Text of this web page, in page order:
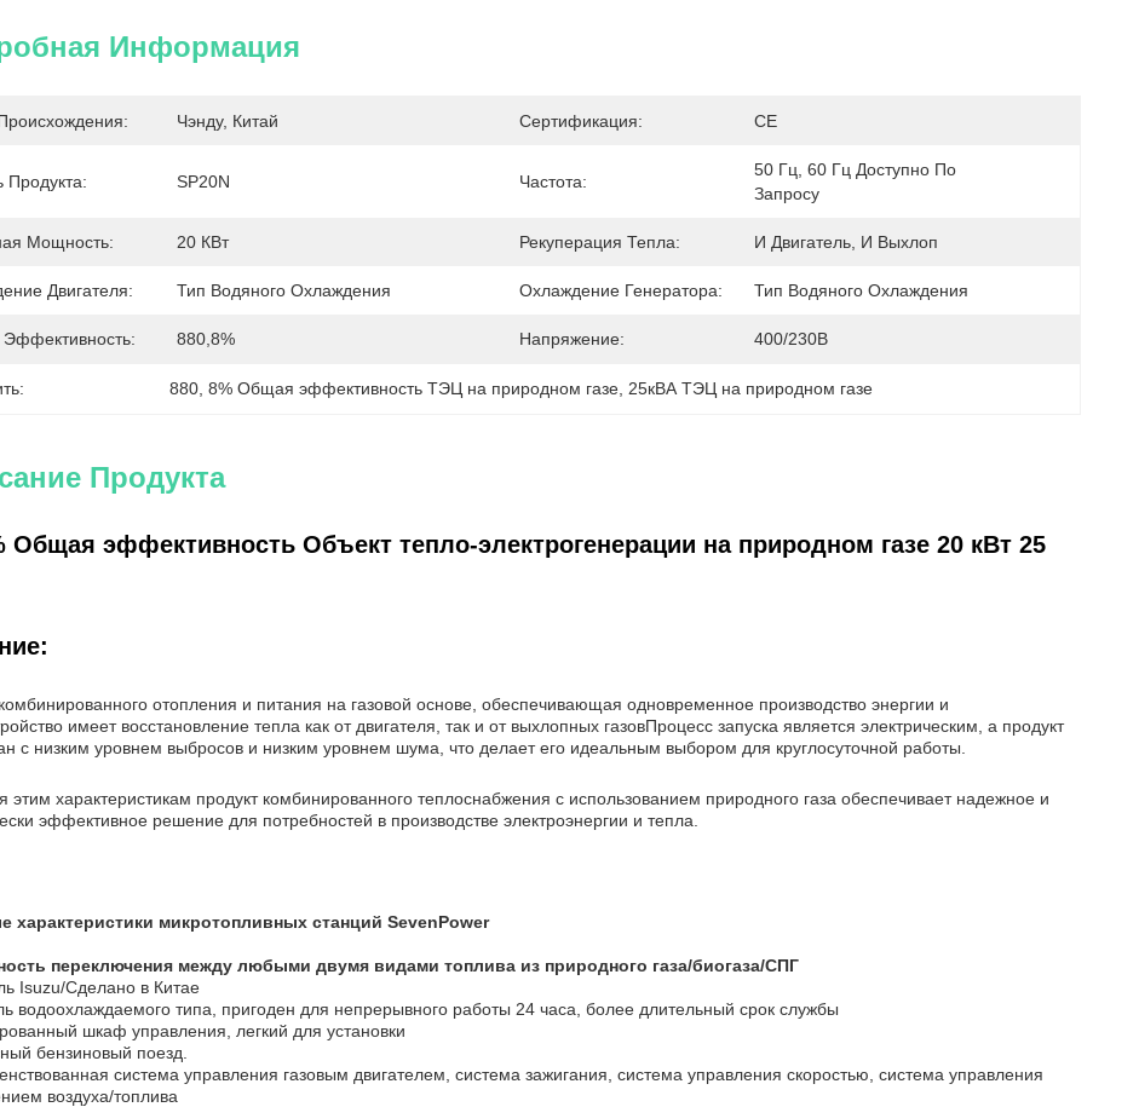
Информация
Чэнду, Китай Сертификация: CE
Продукта: SP20N Частота:
50 Гц, 60 Гц Доступно По
Запросу
Мощность: 20 КВт Рекуперация Тепла: И Двигатель, И Выхлоп
Двигателя: Тип Водяного Охлаждения Охлаждение Генератора: Тип Водяного Охлаждения
880,8% Напряжение: 400/230В
880 , 8% Общая эффективность ТЭЦ на природном газе 25кВА ТЭЦ на природном газе
Продукта
Общая эффективность Объект тепло-электрогенерации на природном газе 20 кВт 25
отопления и питания на газовой основе, обеспечивающая одновременное производство энергии и
имеет восстановление тепла как от двигателя, так и от выхлопных газовПроцесс запуска является электрическим, а продукт
с низким уровнем выбросов и низким уровнем шума, что делает его идеальным выбором для круглосуточной работы.
этим характеристикам продукт комбинированного теплоснабжения с использованием природного газа обеспечивает надежное и
эффективное решение для потребностей в производстве электроэнергии и тепла.
характеристики микротопливных станций SevenPower
переключения между любыми двумя видами топлива из природного газа/биогаза/СПГ
Isuzu/Сделано в Китае
водоохлаждаемого типа, пригоден для непрерывного работы 24 часа, более длительный срок службы
шкаф управления, легкий для установки
бензиновый поезд.
система управления газовым двигателем, система зажигания, система управления скоростью, система управления
воздуха/топлива